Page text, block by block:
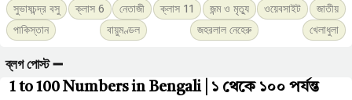
সুভাষচন্দ্র বসু
ক্লাস 6 নেতাজী ক্লাস 11 জন্ম ও মৃত্যু ওয়েবসাইট
জাতীয়
পাকিস্তান
বায়ুমণ্ডল জহরলাল নেহেরু খেলাধুলা
ব্লগ পোস্ট ➖
1 to 100 Numbers in Bengali | ১ থেকে ১০০ পর্যন্ত